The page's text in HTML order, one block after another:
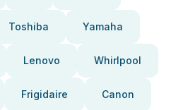
Toshiba Yamaha
Lenovo Whirlpool
Frigidaire Canon